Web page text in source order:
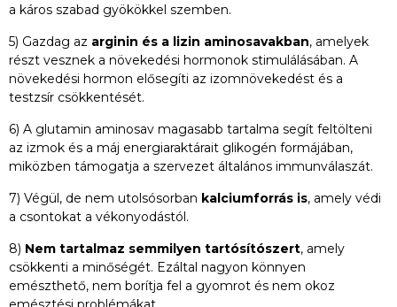
a káros szabad gyökökkel szemben.
5) Gazdag az arginin és a lizin aminosavakban, amelyek
részt vesznek a növekedési hormonok stimulálásában. A
növekedési hormon elősegíti az izomnövekedést és a
testzsír csökkentését.
6) A glutamin aminosav magasabb tartalma segít feltölteni
az izmok és a máj energiaraktárait glikogén formájában,
miközben támogatja a szervezet általános immunválaszát.
7) Végül, de nem utolsósorban kalciumforrás is, amely védi
a csontokat a vékonyodástól.
8) Nem tartalmaz semmilyen tartósítószert, amely
csökkenti a minőségét. Ezáltal nagyon könnyen
emészthető, nem borítja fel a gyomrot és nem okoz